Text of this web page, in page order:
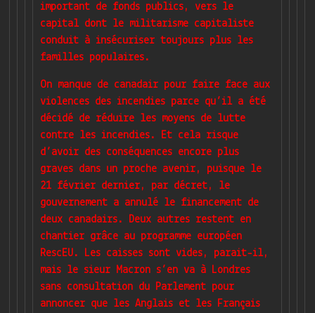
important de fonds publics, vers le
capital dont le militarisme capitaliste
conduit à insécuriser toujours plus les
familles populaires.
On manque de canadair pour faire face aux
violences des incendies parce qu’il a été
décidé de réduire les moyens de lutte
contre les incendies. Et cela risque
d’avoir des conséquences encore plus
graves dans un proche avenir, puisque le
21 février dernier, par décret, le
gouvernement a annulé le financement de
deux canadairs. Deux autres restent en
chantier grâce au programme européen
RescEU. Les caisses sont vides, parait-il,
mais le sieur Macron s’en va à Londres
sans consultation du Parlement pour
annoncer que les Anglais et les Français